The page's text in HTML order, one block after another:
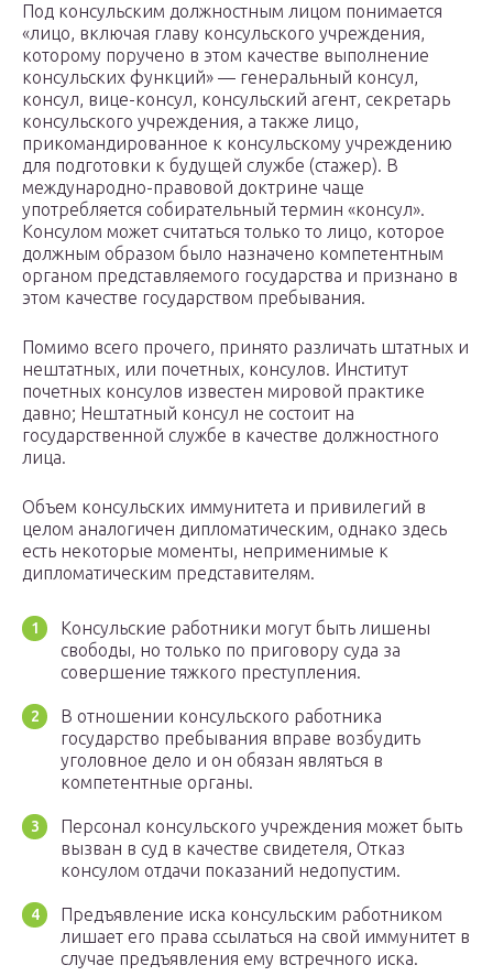
Под консульским должностным лицом понимается
«лицо, включая главу консульского учреждения,
которому поручено в этом качестве выполнение
консульских функций» — генеральный консул,
консул, вице-консул, консульский агент, секретарь
консульского учреждения, а также лицо,
прикомандированное к консульскому учреждению
для подготовки к будущей службе (стажер). В
международно-правовой доктрине чаще
употребляется собирательный термин «консул».
Консулом может считаться только то лицо, которое
должным образом было назначено компетентным
органом представляемого государства и признано в
этом качестве государством пребывания.
Помимо всего прочего, принято различать штатных и
нештатных, или почетных, консулов. Институт
почетных консулов известен мировой практике
давно; Нештатный консул не состоит на
государственной службе в качестве должностного
лица.
Объем консульских иммунитета и привилегий в
целом аналогичен дипломатическим, однако здесь
есть некоторые моменты, неприменимые к
дипломатическим представителям.
Консульские работники могут быть лишены
свободы, но только по приговору суда за
совершение тяжкого преступления.
В отношении консульского работника
государство пребывания вправе возбудить
уголовное дело и он обязан являться в
компетентные органы.
Персонал консульского учреждения может быть
вызван в суд в качестве свидетеля, Отказ
консулом отдачи показаний недопустим.
Предъявление иска консульским работником
лишает его права ссылаться на свой иммунитет в
случае предъявления ему встречного иска.